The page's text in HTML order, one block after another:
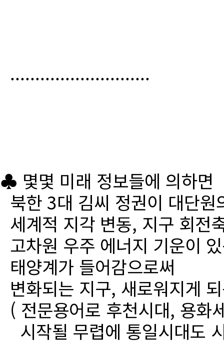
............................
♣ 몇몇 미래 정보들에 의하면
북한 3대 김씨 정권이 대단
세계적 지각 변동, 지구 회전
고차원 우주 에너지 기운이
태양계가 들어감으로써
변화되는 지구, 새로워지게
( 전문용어로 후천시대, 용화
시작될 무렵에 통일시대도